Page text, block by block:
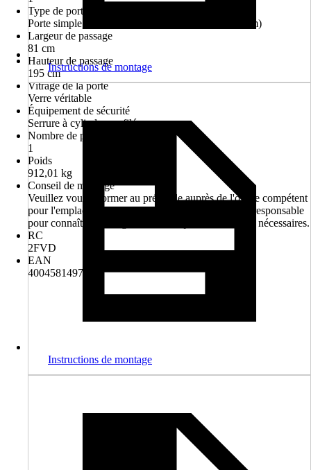
Type de porte
Porte simple, Haute porte d'accès (à partir de 190 cm)
Largeur de passage
81 cm
Hauteur de passage
195 cm
Vitrage de la porte
Verre véritable
Équipement de sécurité
Serrure à cylindre profilé
Nombre de pièces
1
Poids
912,01 kg
Conseil de montage
Veuillez vous informer au préalable auprès de l'office compétent
pour l'emplacement de montage ou de la commune responsable
pour connaître les exigences techniques structurelles nécessaires.
RC
2FVD
EAN
4004581497514
Instructions de montage
Instructions de montage